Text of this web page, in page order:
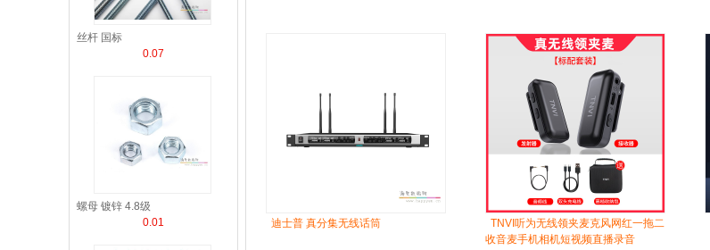
丝杆 国标
0.07
螺母 镀锌 4.8级
0.01
迪士普 真分集无线话筒
TNVI听为无线领夹麦克风网红一拖二
收音麦手机相机短视频直播录音